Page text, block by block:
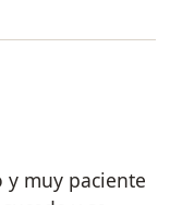
y muy paciente